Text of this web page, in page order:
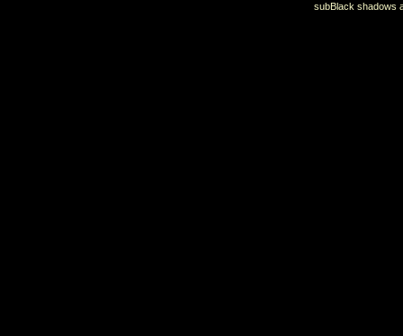
subBlack shadows